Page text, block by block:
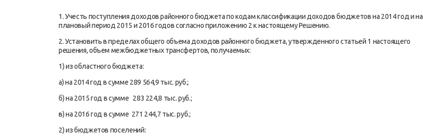
1. Учесть поступления доходов районного бюджета по кодам классификации доходов бюджетов на 2014 год и на
плановый период 2015 и 2016 годов согласно приложению 2 к настоящему Решению.
2. Установить в пределах общего объема доходов районного бюджета, утвержденного статьей 1 настоящего
решения, объем межбюджетных трансфертов, получаемых:
1) из областного бюджета:
а) на 2014 год в сумме 289 564,9 тыс. руб.;
б) на 2015 год в сумме 283 224,8 тыс. руб.;
в) на 2016 год в сумме 271 244,7 тыс. руб.;
2) из бюджетов поселений: